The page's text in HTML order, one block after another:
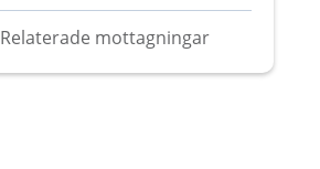
Relaterade mottagningar